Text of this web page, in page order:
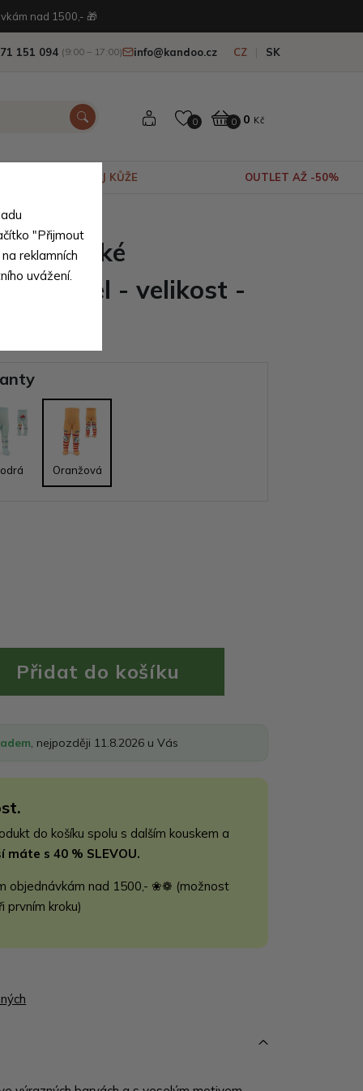
nad 1500,- 🎁
151 094 (9:00 – 17:00) info@kandoo.cz CZ SK
0 0 0 Kč
VÝPRODEJ KŮŽE OUTLET AŽ -50%
Mikael - velikost -
Oranžová
, nejpozději 11.8.2026 u Vás
do košíku spolu s dalším kouskem a
máte s 40 % SLEVOU.
objednávkám nad 1500,- ❀❁ (možnost
prvním kroku)
"Přijmout
reklamních
uvážení.